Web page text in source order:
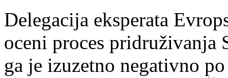
Delegacija eksperata
oceni proces
ga je izuzetno negativno